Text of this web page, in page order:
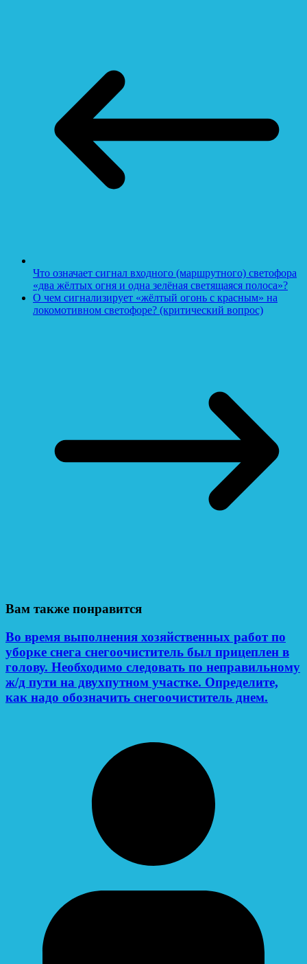
Что означает сигнал входного (маршрутного) светофора
«два жёлтых огня и одна зелёная светящаяся полоса»?
О чем сигнализирует «жёлтый огонь с красным» на
локомотивном светофоре? (критический вопрос)
Вам также понравится
Во время выполнения хозяйственных работ по
уборке снега снегоочиститель был прицеплен в
голову. Необходимо следовать по неправильному
ж/д пути на двухпутном участке. Определите,
как надо обозначить снегоочиститель днем.